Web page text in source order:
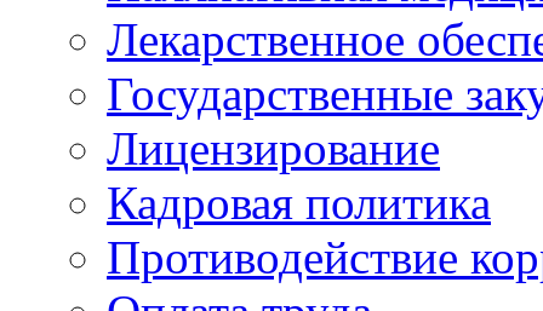
Лекарственное
Государственные
Лицензирование
Кадровая политика
Противодействие